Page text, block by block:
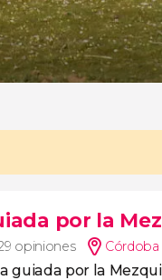
por la
opiniones Córdoba
guiada por la